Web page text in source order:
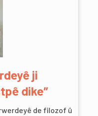
ji
dike”
de filozof û